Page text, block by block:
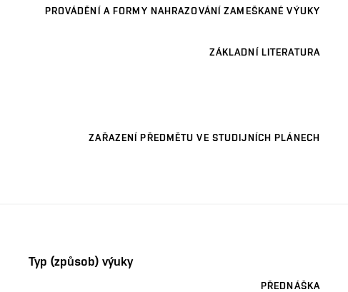
PROVÁDĚNÍ A FORMY NAHRAZOVÁNÍ ZAMEŠKANÉ VÝUKY
ZÁKLADNÍ LITERATURA
ZAŘAZENÍ PŘEDMĚTU VE STUDIJNÍCH PLÁNECH
Typ (způsob) výuky
PŘEDNÁŠKA